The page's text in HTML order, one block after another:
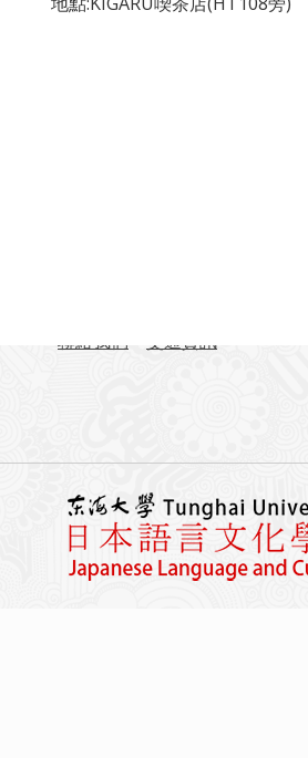
聯絡我們
交通資訊